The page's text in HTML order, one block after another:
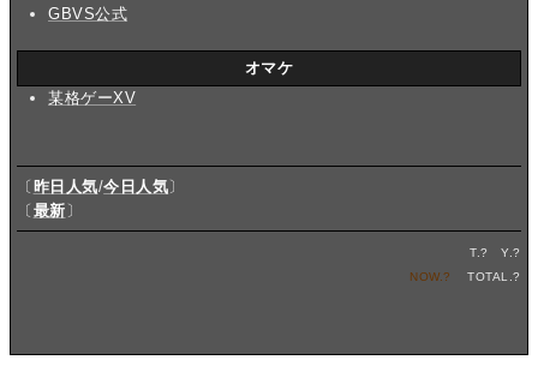
GBVS公式
オマケ
某格ゲーXV
〔 昨日人気/今日人気〕
〔 最新 〕
T.? Y.?
NOW.? TOTAL.?